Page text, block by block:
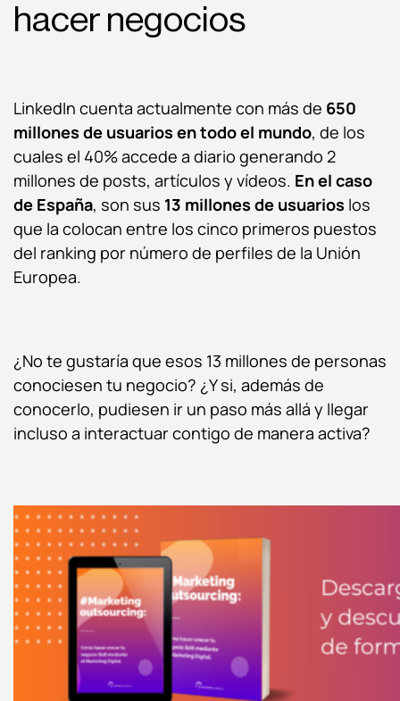
hacer negocios
LinkedIn cuenta actualmente con más de 650
millones de usuarios en todo el mundo, de los
cuales el 40% accede a diario generando 2
millones de posts, artículos y vídeos. En el caso
de España, son sus 13 millones de usuarios los
que la colocan entre los cinco primeros puestos
del ranking por número de perfiles de la Unión
Europea.
¿No te gustaría que esos 13 millones de personas
conociesen tu negocio? ¿Y si, además de
conocerlo, pudiesen ir un paso más allá y llegar
incluso a interactuar contigo de manera activa?